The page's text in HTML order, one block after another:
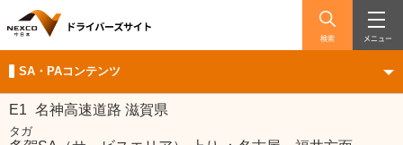
検索 メニュー
SA・PAコンテンツ
E1 名神高速道路 滋賀県
タガ